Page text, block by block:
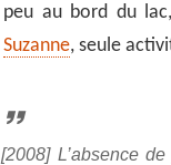
peu au bord du
Suzanne, seule
[2008] L’absence